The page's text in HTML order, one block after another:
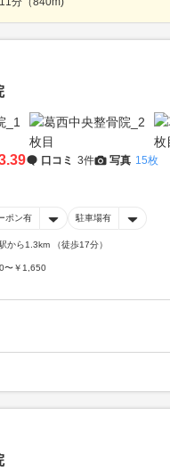
口コミ 3件 写真 15枚
ポン有 駐車場有
から1.3km （徒歩17分）
〜￥1,650